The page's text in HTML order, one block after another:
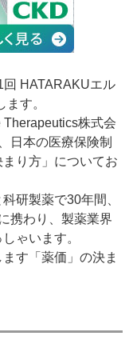
HATARAKUエル
す。
株式会
日本の医療保険制
り方」についてお
研製薬で30年間、
携わり、製薬業界
ゃいます。
す「薬価」の決ま